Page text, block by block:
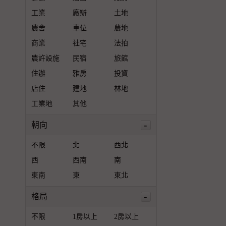
工業
廠辦
土地
農舍
車位
農地
商業
社宅
法拍
農許設施
民宿
旅館
住辦
雅房
投資
店住
建地
林地
工業地
其他
朝向 -
不限 北
西北
西
西南
南
東南
東 東北
格局 -
不限 1房以上 2房以上